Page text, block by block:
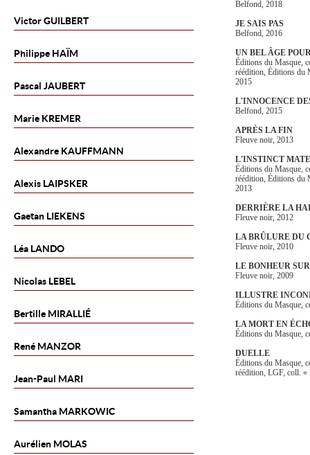
VictorGUILBERT
Philippe HAÏM
Pascal JAUBERT
Marie KREMER
Alexandre KAUFFMANN
Alexis LAIPSKER
Gaetan LIEKENS
Léa LANDO
Nicolas LEBEL
Bertille MIRALLIÉ
René MANZOR
Jean-Paul MARI
Samantha MARKOWIC
Aurélien MOLAS
Belfond, 2018
JE SAIS PAS
Belfond, 2016
UN BEL ÂGE
Éditions du Masque,
réédition, Éditions du
2015
L'INNOCENCE
Belfond, 2015
APRÈS LA FIN
Fleuve noir, 2013
L'INSTINCT
Éditions du Masque,
réédition, Éditions du
2013
DERRIÈRE LA
Fleuve noir, 2012
LA BRÛLURE DU
Fleuve noir, 2010
LE BONHEUR
Fleuve noir, 2009
ILLUSTRE
Éditions du Masque,
LA MORT EN
Éditions du Masque,
DUELLE
Éditions du Masque,
réédition, LGF, coll. «